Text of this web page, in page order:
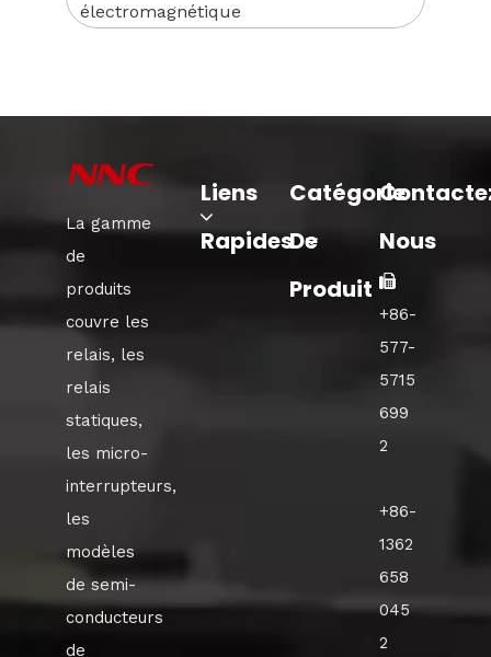
électromagnétique
La gamme
de
produits
couvre les
relais, les
relais
statiques,
les micro-
interrupteurs,
les
modèles
de semi-
conducteurs
de
Liens
Rapides
Catégorie
De
Produit
Nous

+86-
577-
5715
699
2
+86-
1362
658
045
2